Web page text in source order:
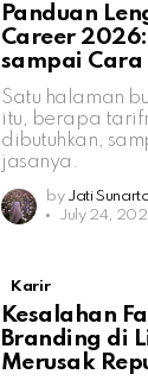
Panduan
Career
sampai
Satu halaman
itu, berapa
dibutuhkan,
jasanya.
by Jati
July 24,
Karir
Kesalahan
Branding di
Merusak